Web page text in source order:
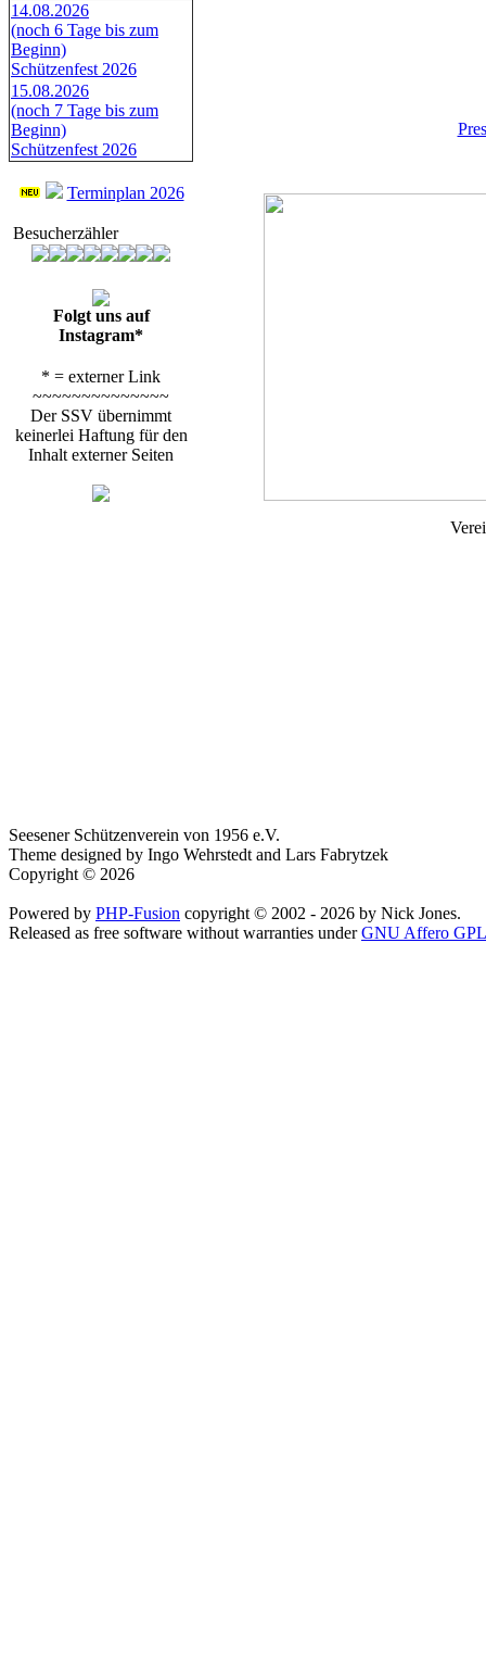
14.08.2026
(noch 6 Tage bis zum
Beginn)
Schützenfest 2026
15.08.2026
(noch 7 Tage bis zum
Beginn)
Schützenfest 2026
Terminplan 2026
Besucherzähler
Folgt uns auf
Instagram*
* = externer Link
~~~~~~~~~~~~~~
Der SSV übernimmt
keinerlei Haftung für den
Inhalt externer Seiten
Seesener Schützenverein von 1956 e.V.
Theme designed by Ingo Wehrstedt and Lars Fabrytzek
Copyright © 2026
Powered by PHP-Fusion copyright © 2002 - 2026 by Nick Jones.
Released as free software without warranties underGNU Affero GPL